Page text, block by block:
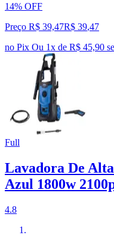
14% OFF
Preço R$ 39,47R$ 39,47
no Pix Ou 1x de R$ 45,90
Full
Lavadora De
Azul 1800w
4.8